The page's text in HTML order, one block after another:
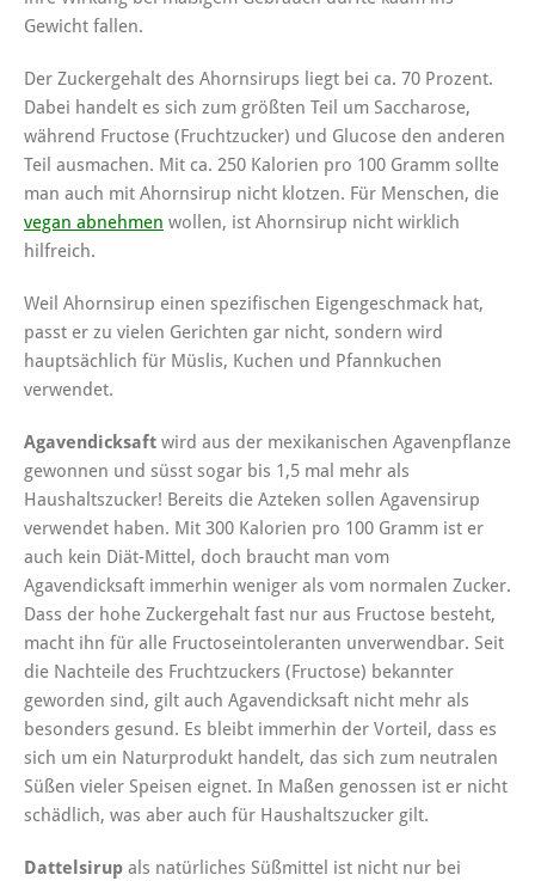
Gewicht fallen.
Der Zuckergehalt des Ahornsirups liegt bei ca. 70 Prozent.
Dabei handelt es sich zum größten Teil um Saccharose,
während Fructose (Fruchtzucker) und Glucose den anderen
Teil ausmachen. Mit ca. 250 Kalorien pro 100 Gramm sollte
man auch mit Ahornsirup nicht klotzen. Für Menschen, die
vegan abnehmen wollen, ist Ahornsirup nicht wirklich
hilfreich.
Weil Ahornsirup einen spezifischen Eigengeschmack hat,
passt er zu vielen Gerichten gar nicht, sondern wird
hauptsächlich für Müslis, Kuchen und Pfannkuchen
verwendet.
Agavendicksaft wird aus der mexikanischen Agavenpflanze
gewonnen und süsst sogar bis 1,5 mal mehr als
Haushaltszucker! Bereits die Azteken sollen Agavensirup
verwendet haben. Mit 300 Kalorien pro 100 Gramm ist er
auch kein Diät-Mittel, doch braucht man vom
Agavendicksaft immerhin weniger als vom normalen Zucker.
Dass der hohe Zuckergehalt fast nur aus Fructose besteht,
macht ihn für alle Fructoseintoleranten unverwendbar. Seit
die Nachteile des Fruchtzuckers (Fructose) bekannter
geworden sind, gilt auch Agavendicksaft nicht mehr als
besonders gesund. Es bleibt immerhin der Vorteil, dass es
sich um ein Naturprodukt handelt, das sich zum neutralen
Süßen vieler Speisen eignet. In Maßen genossen ist er nicht
schädlich, was aber auch für Haushaltszucker gilt.
Dattelsirup als natürliches Süßmittel ist nicht nur bei